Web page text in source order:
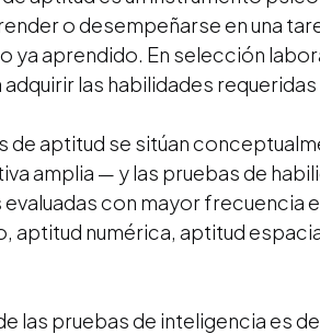
o desempeñarse en una
ya aprendido. En selección
las habilidades
de aptitud se sitúan
amplia — y las pruebas de
con mayor frecuencia
aptitud numérica, aptitud
las pruebas de inteligencia es